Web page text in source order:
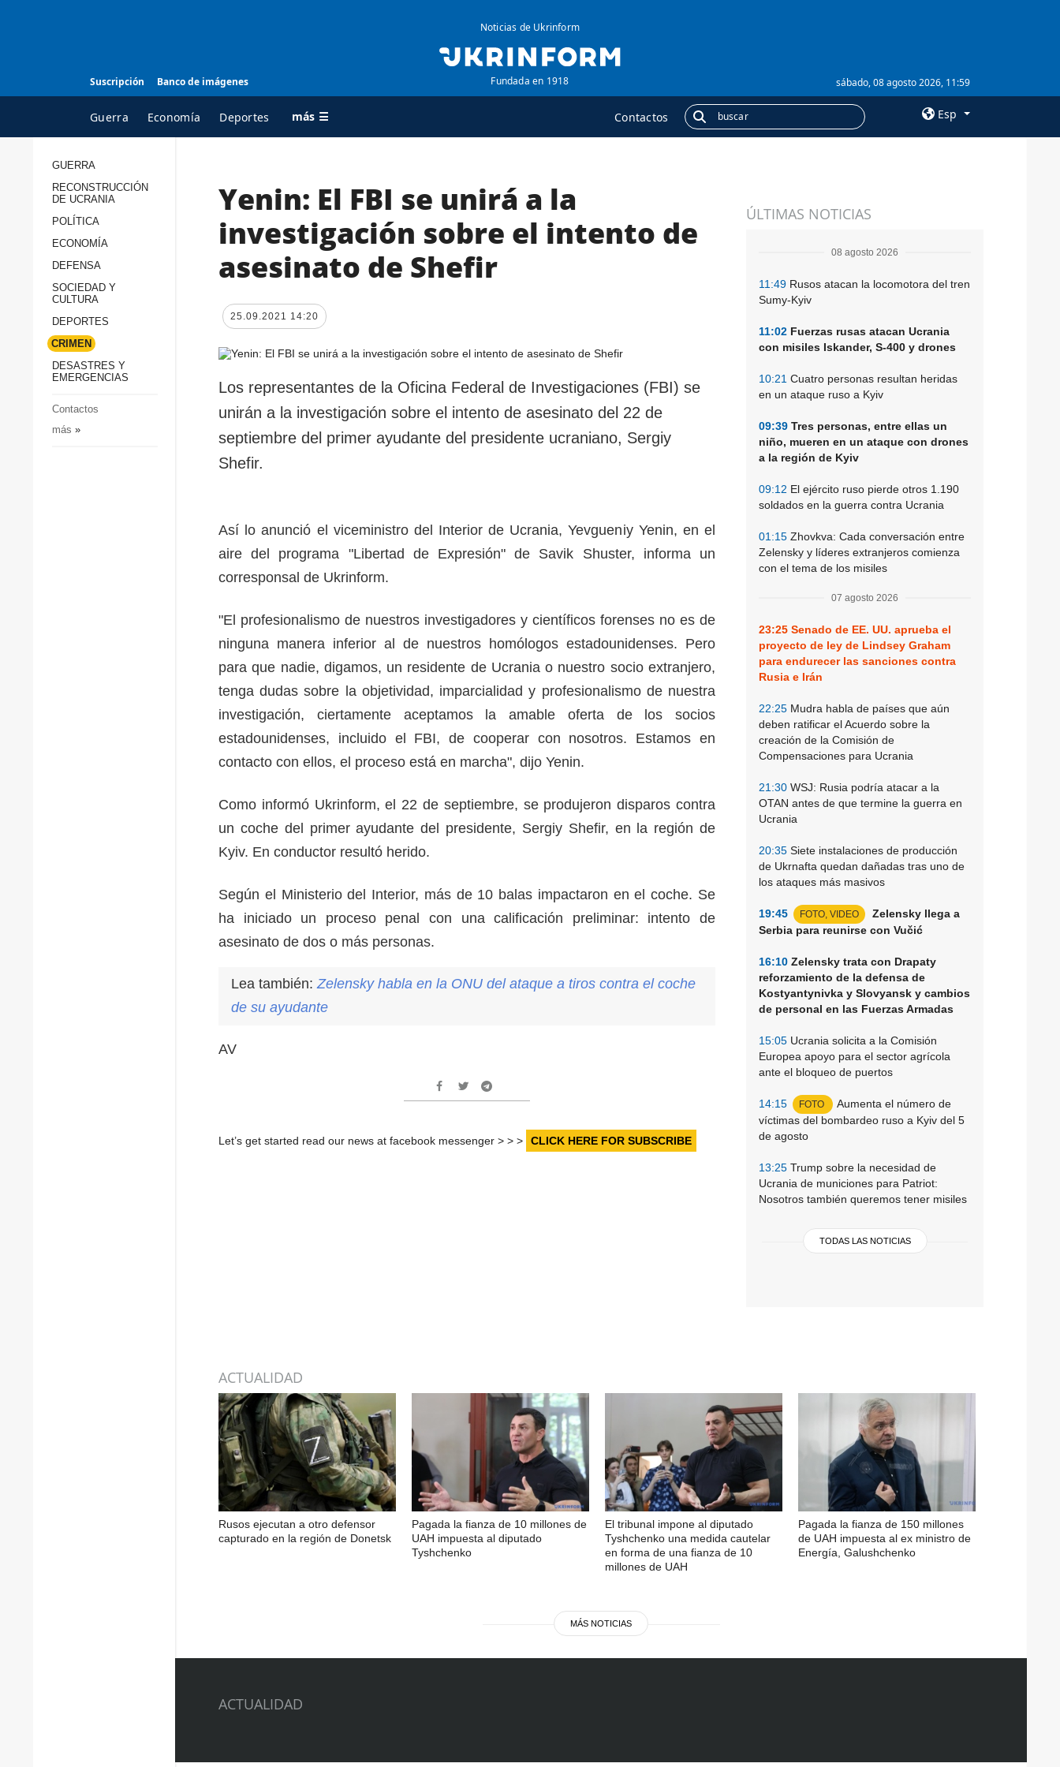
Suscripción Banco de imágenes
Noticias de Ukrinform
Fundada en 1918 sábado, 08 agosto 2026, 11:59
Guerra Economía Deportes más ☰ Contactos Esp
TODAS LAS
Reconstrucción de
Sociedad y Cultura
Desastres y emergencias
AGENCIA
sobre la agencia
contacto
condiciones de
protección de datos
ADICIONAL
Publicaciones
Suscripción
GUERRA
RECONSTRUCCIÓN
DE UCRANIA
POLÍTICA
ECONOMÍA
DEFENSA
SOCIEDAD Y
CULTURA
DEPORTES
CRIMEN
DESASTRES Y
EMERGENCIAS
Contactos
más »
ÚLTIMAS NOTICIAS
08 agosto 2026
11:49 Rusos atacan la locomotora del tren
Sumy-Kyiv
11:02 Fuerzas rusas atacan Ucrania
con misiles Iskander, S-400 y drones
10:21 Cuatro personas resultan heridas
en un ataque ruso a Kyiv
09:39 Tres personas, entre ellas un
niño, mueren en un ataque con drones
a la región de Kyiv
09:12 El ejército ruso pierde otros 1.190
soldados en la guerra contra Ucrania
01:15 Zhovkva: Cada conversación entre
Zelensky y líderes extranjeros comienza
con el tema de los misiles
07 agosto 2026
23:25 Senado de EE. UU. aprueba el
proyecto de ley de Lindsey Graham
para endurecer las sanciones contra
Rusia e Irán
22:25 Mudra habla de países que aún
deben ratificar el Acuerdo sobre la
creación de la Comisión de
Compensaciones para Ucrania
21:30 WSJ: Rusia podría atacar a la
OTAN antes de que termine la guerra en
Ucrania
20:35 Siete instalaciones de producción
de Ukrnafta quedan dañadas tras uno de
los ataques más masivos
19:45 FOTO, VIDEO
Zelensky llega a
Serbia para reunirse con Vučić
16:10 Zelensky trata con Drapaty
reforzamiento de la defensa de
Kostyantynivka y Slovyansk y cambios
de personal en las Fuerzas Armadas
15:05 Ucrania solicita a la Comisión
Europea apoyo para el sector agrícola
ante el bloqueo de puertos
14:15 FOTO
Aumenta el número de
víctimas del bombardeo ruso a Kyiv del 5
de agosto
13:25 Trump sobre la necesidad de
Ucrania de municiones para Patriot:
Nosotros también queremos tener misiles
TODAS LAS NOTICIAS
Yenin: El FBI se unirá a la
investigación sobre el intento de
asesinato de Shefir
25.09.2021 14:20
Los representantes de la Oficina Federal de Investigaciones (FBI) se
unirán a la investigación sobre el intento de asesinato del 22 de
septiembre del primer ayudante del presidente ucraniano, Sergiy
Shefir.
Así lo anunció el viceministro del Interior de Ucrania, Yevgueniy Yenin, en el
aire del programa "Libertad de Expresión" de Savik Shuster, informa un
corresponsal de Ukrinform.
"El profesionalismo de nuestros investigadores y científicos forenses no es de
ninguna manera inferior al de nuestros homólogos estadounidenses. Pero
para que nadie, digamos, un residente de Ucrania o nuestro socio extranjero,
tenga dudas sobre la objetividad, imparcialidad y profesionalismo de nuestra
investigación, ciertamente aceptamos la amable oferta de los socios
estadounidenses, incluido el FBI, de cooperar con nosotros. Estamos en
contacto con ellos, el proceso está en marcha", dijo Yenin.
Como informó Ukrinform, el 22 de septiembre, se produjeron disparos contra
un coche del primer ayudante del presidente, Sergiy Shefir, en la región de
Kyiv. En conductor resultó herido.
Según el Ministerio del Interior, más de 10 balas impactaron en el coche. Se
ha iniciado un proceso penal con una calificación preliminar: intento de
asesinato de dos o más personas.
Lea también: Zelensky habla en la ONU del ataque a tiros contra el coche
de su ayudante
AV
Let’s get started read our news at facebook messenger > > > CLICK HERE FOR SUBSCRIBE
ACTUALIDAD
Rusos ejecutan a otro defensor
capturado en la región de Donetsk
Pagada la fianza de 10 millones de
UAH impuesta al diputado
Tyshchenko
El tribunal impone al diputado
Tyshchenko una medida cautelar
en forma de una fianza de 10
millones de UAH
Pagada la fianza de 150 millones
de UAH impuesta al ex ministro de
Energía, Galushchenko
MÁS NOTICIAS
ACTUALIDAD